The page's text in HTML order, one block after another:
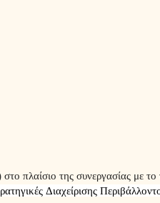
πλαίσιo της συνεργασίας με
Διαχείρισης